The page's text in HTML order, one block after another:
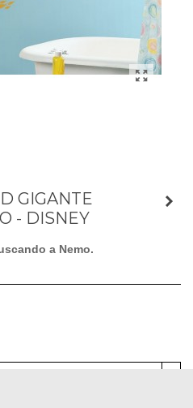
GIGANTE
- DISNEY
a Nemo.